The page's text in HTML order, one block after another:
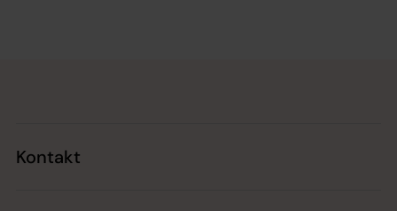
Kontakt